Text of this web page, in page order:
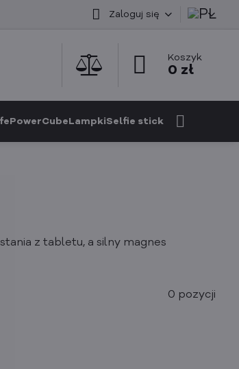
Zaloguj się
Koszyk
0 zł
PowerCube LampkiSelfie stick
z tabletu, a silny magnes
0 pozycji